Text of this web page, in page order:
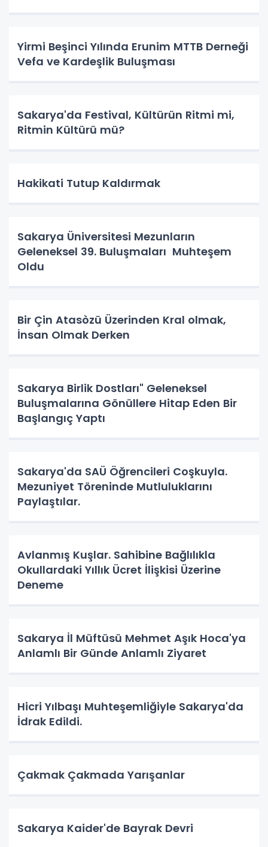
Yirmi Beşinci Yılında Erunim MTTB Derneği
Vefa ve Kardeşlik Buluşması
Sakarya'da Festival, Kültürün Ritmi mi,
Ritmin Kültürü mü?
Hakikati Tutup Kaldırmak
Sakarya Üniversitesi Mezunların
Geleneksel 39. Buluşmaları Muhteşem
Oldu
Bir Çin Atasòzü Üzerinden Kral olmak,
İnsan Olmak Derken
Sakarya Birlik Dostları" Geleneksel
Buluşmalarına Gönüllere Hitap Eden Bir
Başlangıç Yaptı
Sakarya'da SAÜ Öğrencileri Coşkuyla.
Mezuniyet Töreninde Mutluluklarını
Paylaştılar.
Avlanmış Kuşlar. Sahibine Bağlılıkla
Okullardaki Yıllık Ücret İlişkisi Üzerine
Deneme
Sakarya İl Müftüsü Mehmet Aşık Hoca'ya
Anlamlı Bir Günde Anlamlı Ziyaret
Hicri Yılbaşı Muhteşemliğiyle Sakarya'da
İdrak Edildi.
Çakmak Çakmada Yarışanlar
Sakarya Kaider'de Bayrak Devri